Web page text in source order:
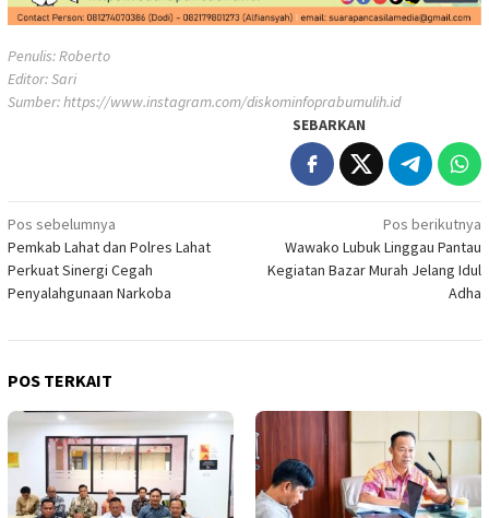
Penulis: Roberto
Editor: Sari
Sumber:https://www.instagram.com/diskominfoprabumulih.id
SEBARKAN
Navigasi
pos
Pos sebelumnya
Pemkab Lahat dan Polres Lahat
Perkuat Sinergi Cegah
Penyalahgunaan Narkoba
Pos berikutnya
Wawako Lubuk Linggau Pantau
Kegiatan Bazar Murah Jelang Idul
Adha
POS TERKAIT